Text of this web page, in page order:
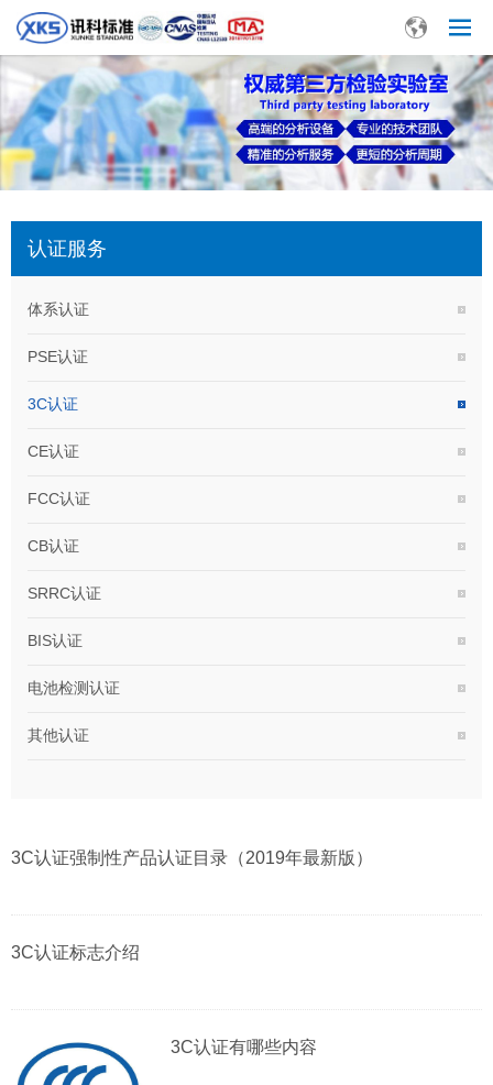
认证服务
体系认证
PSE认证
3C认证
CE认证
FCC认证
CB认证
SRRC认证
BIS认证
电池检测认证
其他认证
3C认证强制性产品认证目录（2019年最新版）
3C认证标志介绍
3C认证有哪些内容